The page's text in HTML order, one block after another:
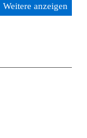
Weitere anzeigen